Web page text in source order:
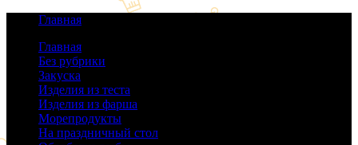
Главная
Главная
Без рубрики
Закуска
Изделия из теста
Изделия из фарша
Морепродукты
На праздничный стол